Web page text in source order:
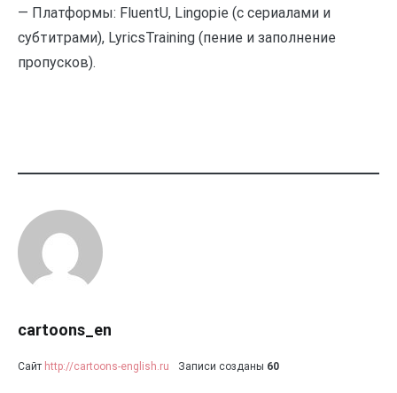
— Платформы: FluentU, Lingopie (с сериалами и
субтитрами), LyricsTraining (пение и заполнение
пропусков).
cartoons_en
Сайт http://cartoons-english.ru Записи созданы 60